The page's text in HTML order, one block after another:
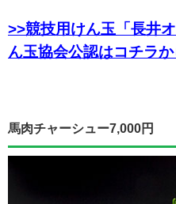
>>競技用けん玉「長井
ん玉協会公認はコチラか
馬肉チャーシュー7,000円